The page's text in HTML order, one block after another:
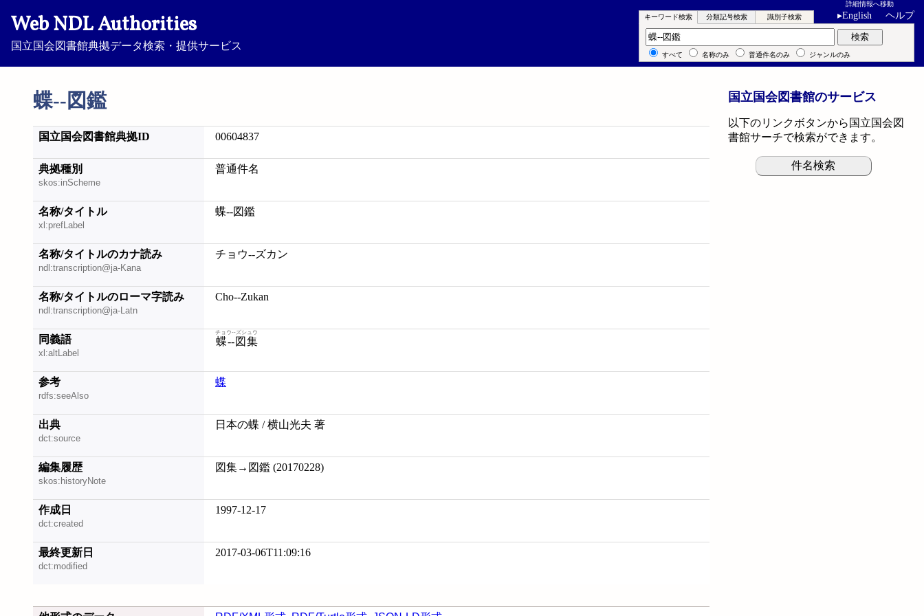
Web NDL Authorities
国立国会図書館典拠データ検索・提供サービス
詳細情報へ移動
▸English ヘルプ
蝶--図鑑
キーワード検索 分類記号検索 識別子検索
キーワード検索 検索
すべて 名称のみ 普通件名のみ ジャンルのみ
国立国会図書館典拠ID 00604837
典拠種別
skos:inScheme
普通件名
名称/タイトル
xl:prefLabel
蝶--図鑑
名称/タイトルのカナ読み
ndl:transcription@ja-Kana
チョウ--ズカン
名称/タイトルのローマ字読み
ndl:transcription@ja-Latn
Cho--Zukan
同義語
xl:altLabel
蝶--図集
チョウ--ズシュウ
参考
rdfs:seeAlso
蝶
出典
dct:source
日本の蝶 / 横山光夫 著
編集履歴
skos:historyNote
図集→図鑑 (20170228)
作成日
dct:created
1997-12-17
最終更新日
dct:modified
2017-03-06T11:09:16
国立国会図書館のサービス
以下のリンクボタンから国立国会図
書館サーチで検索ができます。
件名検索